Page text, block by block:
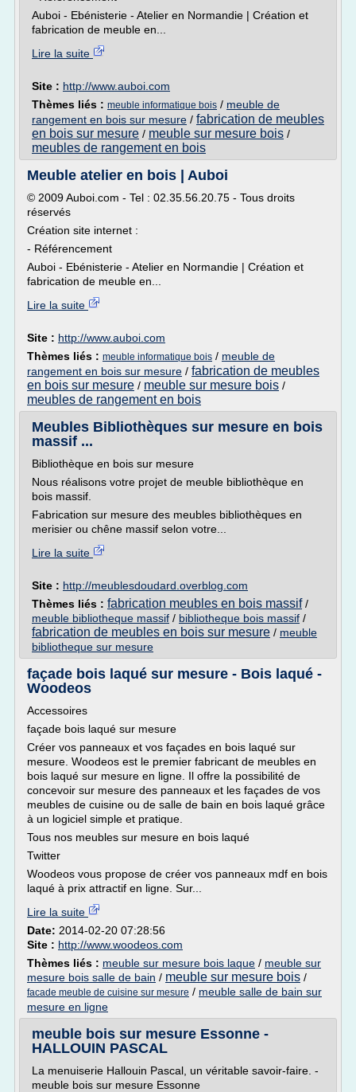
Auboi - Ebénisterie - Atelier en Normandie | Création et
fabrication de meuble en...
Lire la suite
Site : http://www.auboi.com
Thèmes liés : meuble informatique bois / meuble de
rangement en bois sur mesure / fabrication de meubles
en bois sur mesure / meuble sur mesure bois /
meubles de rangement en bois
Meuble atelier en bois | Auboi
© 2009 Auboi.com - Tel : 02.35.56.20.75 - Tous droits
réservés
Création site internet :
- Référencement
Auboi - Ebénisterie - Atelier en Normandie | Création et
fabrication de meuble en...
Lire la suite
Site : http://www.auboi.com
Thèmes liés : meuble informatique bois / meuble de
rangement en bois sur mesure / fabrication de meubles
en bois sur mesure / meuble sur mesure bois /
meubles de rangement en bois
Meubles Bibliothèques sur mesure en bois
massif ...
Bibliothèque en bois sur mesure
Nous réalisons votre projet de meuble bibliothèque en
bois massif.
Fabrication sur mesure des meubles bibliothèques en
merisier ou chêne massif selon votre...
Lire la suite
Site : http://meublesdoudard.overblog.com
Thèmes liés : fabrication meubles en bois massif/
meuble bibliotheque massif / bibliotheque bois massif /
fabrication de meubles en bois sur mesure / meuble
bibliotheque sur mesure
façade bois laqué sur mesure - Bois laqué -
Woodeos
Accessoires
façade bois laqué sur mesure
Créer vos panneaux et vos façades en bois laqué sur
mesure. Woodeos est le premier fabricant de meubles en
bois laqué sur mesure en ligne. Il offre la possibilité de
concevoir sur mesure des panneaux et les façades de vos
meubles de cuisine ou de salle de bain en bois laqué grâce
à un logiciel simple et pratique.
Tous nos meubles sur mesure en bois laqué
Twitter
Woodeos vous propose de créer vos panneaux mdf en bois
laqué à prix attractif en ligne. Sur...
Lire la suite
Date: 2014-02-20 07:28:56
Site : http://www.woodeos.com
Thèmes liés : meuble sur mesure bois laque / meuble sur
mesure bois salle de bain / meuble sur mesure bois /
facade meuble de cuisine sur mesure / meuble salle de bain sur
mesure en ligne
meuble bois sur mesure Essonne -
HALLOUIN PASCAL
La menuiserie Hallouin Pascal, un véritable savoir-faire. -
meuble bois sur mesure Essonne